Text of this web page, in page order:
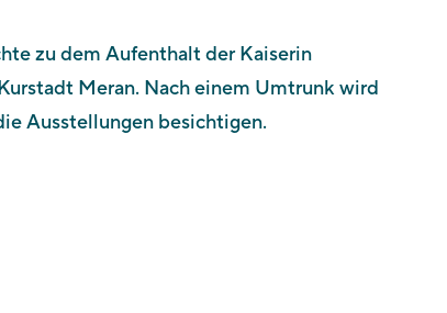
zu dem Aufenthalt der Kaiserin
Meran. Nach einem Umtrunk wird
Ausstellungen besichtigen.